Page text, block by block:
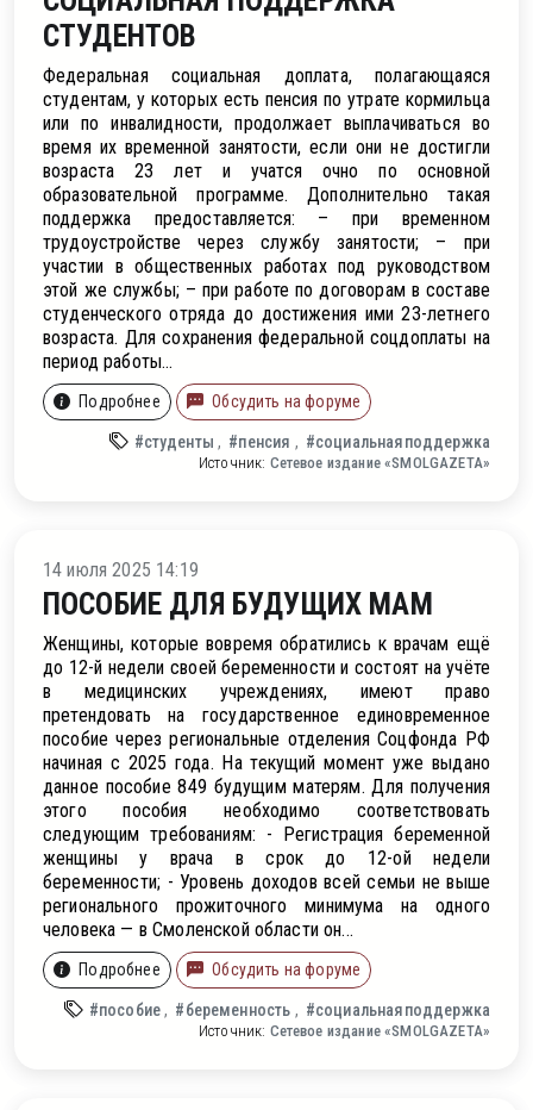
СТУДЕНТОВ
Федеральная социальная доплата, полагающаяся
студентам, у которых есть пенсия по утрате кормильца
или по инвалидности, продолжает выплачиваться во
время их временной занятости, если они не достигли
возраста 23 лет и учатся очно по основной
образовательной программе. Дополнительно такая
поддержка предоставляется: – при временном
трудоустройстве через службу занятости; – при
участии в общественных работах под руководством
этой же службы; – при работе по договорам в составе
студенческого отряда до достижения ими 23-летнего
возраста. Для сохранения федеральной соцдоплаты на
период работы...
Подробнее Обсудить на форуме
#студенты #пенсия #социальнаяподдержка
Источник: Сетевое издание «SMOLGAZETA»
14 июля 2025 14:19
ПОСОБИЕ ДЛЯ БУДУЩИХ МАМ
Женщины, которые вовремя обратились к врачам ещё
до 12-й недели своей беременности и состоят на учёте
в медицинских учреждениях, имеют право
претендовать на государственное единовременное
пособие через региональные отделения Соцфонда РФ
начиная с 2025 года. На текущий момент уже выдано
данное пособие 849 будущим матерям. Для получения
этого пособия необходимо соответствовать
следующим требованиям: - Регистрация беременной
женщины у врача в срок до 12-ой недели
беременности; - Уровень доходов всей семьи не выше
регионального прожиточного минимума на одного
человека — в Смоленской области он...
Подробнее Обсудить на форуме
#пособие #беременность #социальнаяподдержка
Источник: Сетевое издание «SMOLGAZETA»